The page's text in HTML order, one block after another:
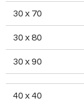
30 x 70
30 x 80
30 x 90
40 x 40